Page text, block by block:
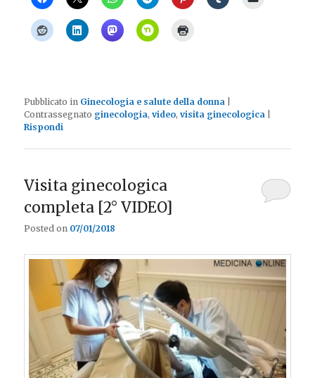
Pubblicato in Ginecologia e salute della donna
Contrassegnato ginecologia,video,visita ginecologica
Rispondi
Visita ginecologica
completa [2° VIDEO]
Posted on 07/01/2018